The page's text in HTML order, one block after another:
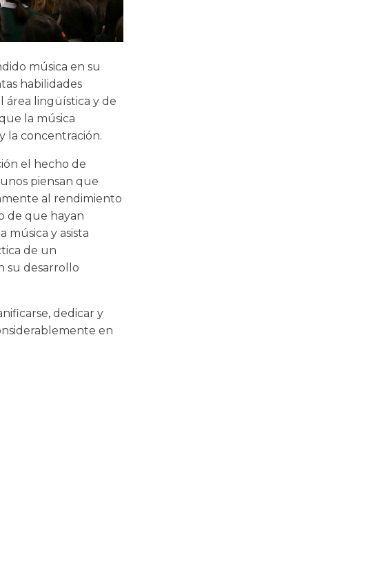
música en su
habilidades
área lingüística y de
la música
la concentración.
el hecho de
piensan que
al rendimiento
de que hayan
música y asista
de un
su desarrollo
dedicar y
en